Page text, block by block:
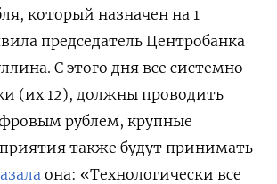
который назначен на 1
председатель Центробанка
С этого дня все системно
(их 12), должны проводить
рублем, крупные
также будут принимать
она: «Технологически все